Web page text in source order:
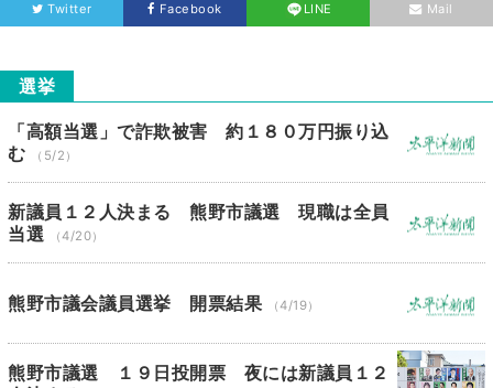
Twitter Facebook LINE Mail
選挙
「高額当選」で詐欺被害 約１８０万円振り込
む
（5/2）
新議員１２人決まる 熊野市議選 現職は全員
当選
（4/20）
熊野市議会議員選挙 開票結果 （4/19）
熊野市議選 １９日投開票 夜には新議員１２